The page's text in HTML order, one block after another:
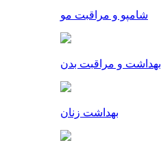
شامپو و مراقبت مو
بهداشت و مراقبت بدن
بهداشت زنان